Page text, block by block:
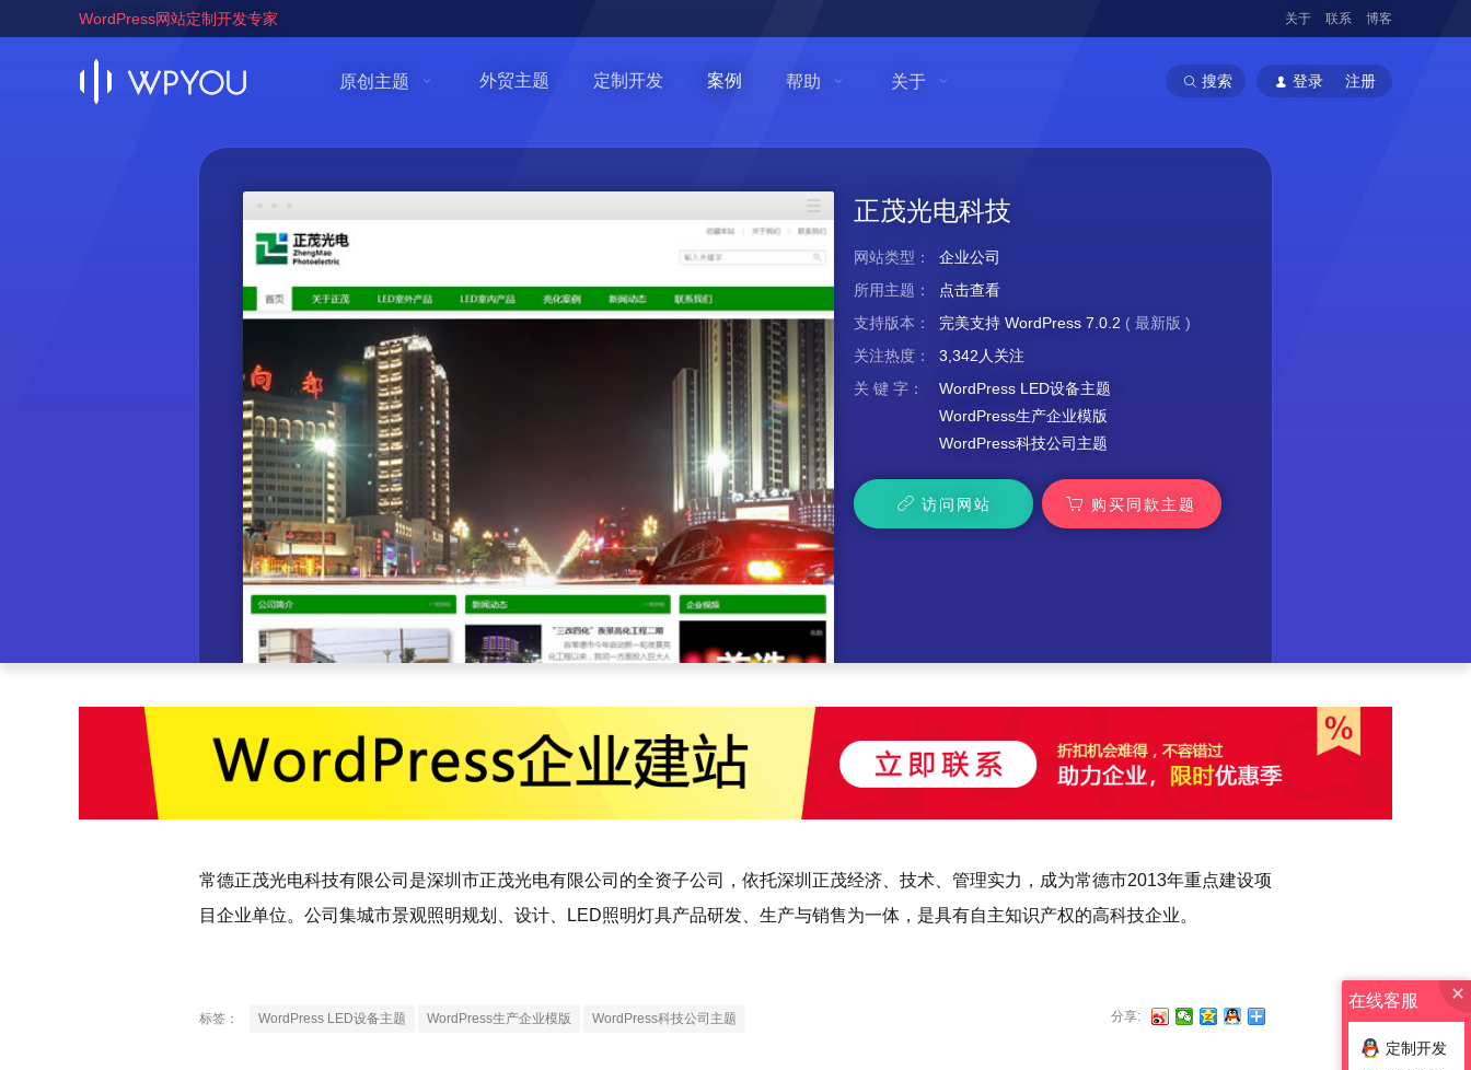
WordPress网站定制开发专家 关于 联系 博客
原创主题 外贸主题 定制开发 案例 帮助 关于 搜索 登录 注册
正茂光电科技
网站类型：
企业公司
所用主题：
点击查看
支持版本：
完美支持 WordPress 7.0.2 ( 最新版 )
关注热度：
3,342人关注
关 键 字：
WordPress LED设备主题
WordPress生产企业模版
WordPress科技公司主题
访问网站 购买同款主题
常德正茂光电科技有限公司是深圳市正茂光电有限公司的全资子公司，依托深圳正茂经济、技术、管理实力，成为常德市2013年重点建设项
目企业单位。公司集城市景观照明规划、设计、LED照明灯具产品研发、生产与销售为一体，是具有自主知识产权的高科技企业。
标签： WordPress LED设备主题 WordPress生产企业模版 WordPress科技公司主题 分享:
在线客服
定制开发